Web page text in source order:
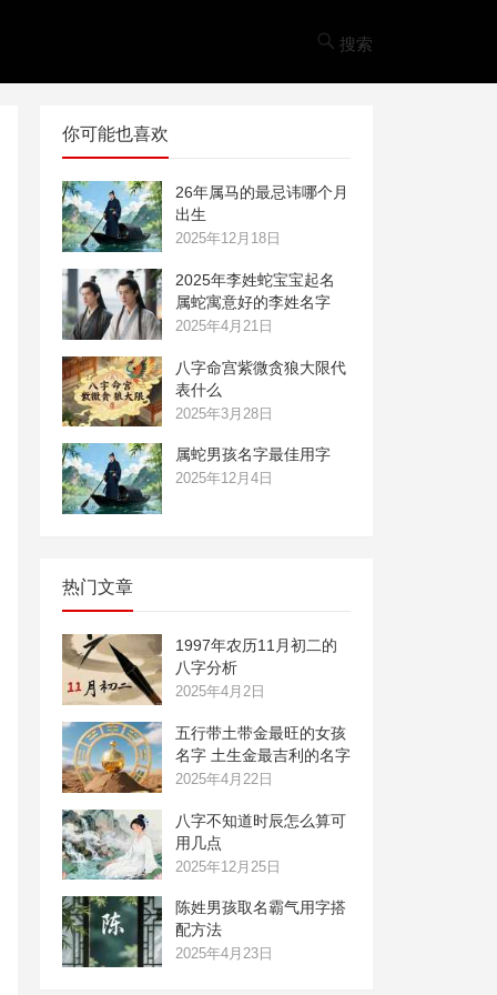
搜索
你可能也喜欢
26年属马的最忌讳哪个月
出生
2025年12月18日
2025年李姓蛇宝宝起名
属蛇寓意好的李姓名字
2025年4月21日
八字命宫紫微贪狼大限代
表什么
2025年3月28日
属蛇男孩名字最佳用字
2025年12月4日
热门文章
1997年农历11月初二的
八字分析
2025年4月2日
五行带土带金最旺的女孩
名字 土生金最吉利的名字
2025年4月22日
八字不知道时辰怎么算可
用几点
2025年12月25日
陈姓男孩取名霸气用字搭
配方法
2025年4月23日